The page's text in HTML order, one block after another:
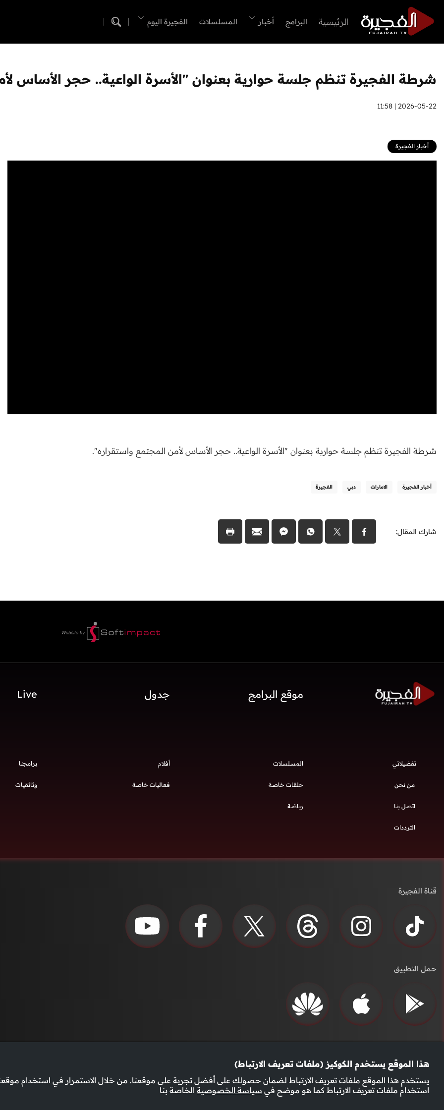
الرئيسية البرامج أخبار المسلسلات الفجيرة اليوم
شرطة الفجيرة تنظم جلسة حوارية بعنوان "الأسرة الواعية.. حجر الأساس
2026-05-22 | 11:58
أخبار الفجيرة
شرطة الفجيرة تنظم جلسة حوارية بعنوان "الأسرة الواعية.. حجر الأساس لأمن المجتمع واستقراره".
أخبار الفجيرة الامارات دبي الفجيرة
شارك المقال:
هذا الموقع يستخدم الكوكيز (ملفات تعريف الارتباط)
يستخدم هذا الموقع ملفات تعريف الارتباط لضمان حصولك على أفضل تجربة على موقعنا. من خلال الاستمرار في استخدام
استخدام ملفات تعريف الارتباط كما هو موضح في سياسة الخصوصية الخاصة بنا
موقع البرامج جدول Live
تفضيلاتي
من نحن
اتصل بنا
الترددات
المسلسلات أفلام برامجنا
حلقات خاصة فعاليات خاصة وثائقيات
رياضة
قناة الفجيرة
حمل التطبيق
سياسة الخصوصية الأحكام والشروط